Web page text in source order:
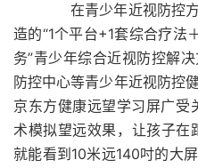
在青少年近视防控方
造的“1个平台+1套综合疗法
务”青少年综合近视防控解
防控中心等青少年近视防控
京东方健康远望学习屏广受
术模拟望远效果，让孩子在
就能看到10米远140吋的大